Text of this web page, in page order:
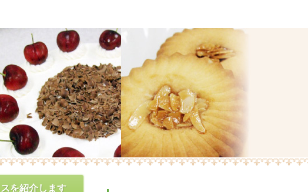
を紹介します